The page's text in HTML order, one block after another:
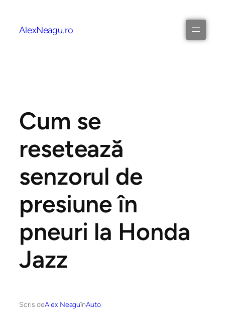
AlexNeagu.ro
Cum se
resetează
senzorul de
presiune în
pneuri la Honda
Jazz
Scris deAlex NeaguînAuto